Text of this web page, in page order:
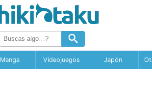
Manga Videojuegos Japón